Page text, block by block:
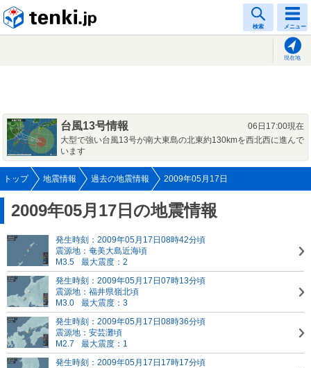
検索 メニュー
現在地
台風13号情報
06日17:00現在
大型で強い台風13号が南大東島の北東約130kmを西北西に進んで
います
トップ 地震情報 過去の地震情報 2009年05月17日
2009年05月17日の地震情報
発生時刻：2009年05月17日08時42分頃
震源地：奄美大島近海頃
M3.5
最大震度：2
発生時刻：2009年05月17日07時13分頃
震源地：福井県嶺北頃
M3.0
最大震度：3
発生時刻：2009年05月17日08時36分頃
震源地：安芸灘頃
M2.7
最大震度：1
発生時刻：2009年05月17日17時17分頃